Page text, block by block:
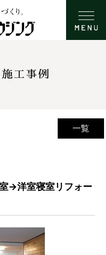
工事例
一覧
→洋室寝室リフォー